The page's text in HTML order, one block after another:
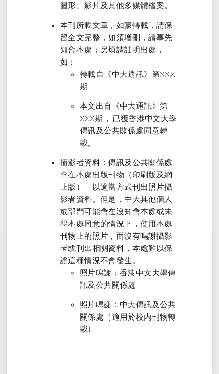
圖形、影片及其他多媒體檔案。
本刊所載文章，如蒙轉載，請保
留全文完整，如須增刪，請事先
知會本處；另煩請註明出處，
如：
轉載自《中大通訊》第XXX
期
本文出自《中大通訊》第
XXX期， 已獲香港中文大學
傳訊及公共關係處同意轉
載。
攝影者資料：傳訊及公共關係處
會在本處出版刊物（印刷版及網
上版），以適當方式刊出照片攝
影者資料。但是，中大其他個人
或部門可能會在沒知會本處或未
得本處同意的情況下，使用本處
刊物上的照片，而沒有鳴謝攝影
者或刊出相關資料，本處難以保
證這種情況不會發生。
照片鳴謝：香港中文大學傳
訊及公共關係處
照片鳴謝：中大傳訊及公共
關係處（適用於校内刊物轉
載）